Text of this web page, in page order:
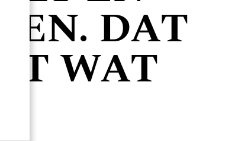
DAT
WAT